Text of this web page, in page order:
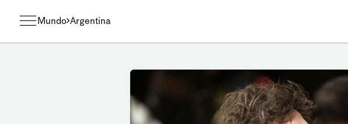
Mundo Argentina